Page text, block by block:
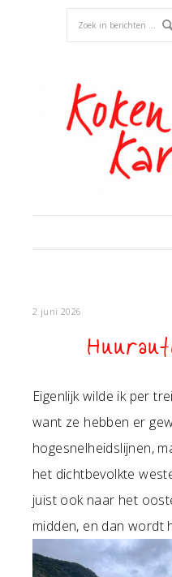
2 juni 2026
Eigenlijk wilde ik per
want ze hebben er
hogesnelheidslijnen,
het dichtbevolkte
juist ook naar het
midden, en dan wordt